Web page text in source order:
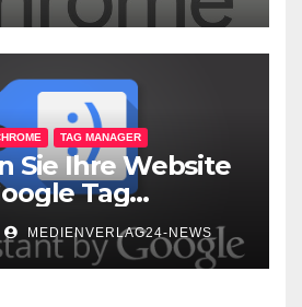
TAG MANAGER
Sie Ihre Website
Tag
Tag-
leicht
MEDIENVERLAG24-NEWS